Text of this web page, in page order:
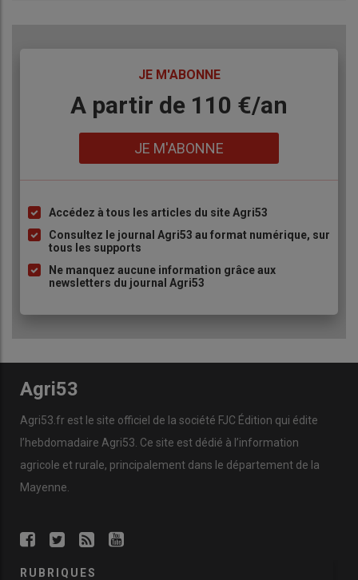
JE M'ABONNE
BodyA partir de 110 €/an
JE M'ABONNE
Liste
à
puce
Accédez à tous les articles du site Agri53
Consultez le journal Agri53 au format numérique, sur
tous les supports
Ne manquez aucune information grâce aux
newsletters du journal Agri53
Agri53
Agri53.fr est le site officiel de la société FJC Édition qui édite
l’hebdomadaire Agri53. Ce site est dédié à l’information
agricole et rurale, principalement dans le département de la
Mayenne.
RUBRIQUES